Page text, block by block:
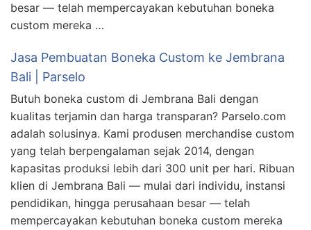
besar — telah mempercayakan kebutuhan boneka
custom mereka …
Jasa Pembuatan Boneka Custom ke Jembrana
Bali | Parselo
Butuh boneka custom di Jembrana Bali dengan
kualitas terjamin dan harga transparan? Parselo.com
adalah solusinya. Kami produsen merchandise custom
yang telah berpengalaman sejak 2014, dengan
kapasitas produksi lebih dari 300 unit per hari. Ribuan
klien di Jembrana Bali — mulai dari individu, instansi
pendidikan, hingga perusahaan besar — telah
mempercayakan kebutuhan boneka custom mereka